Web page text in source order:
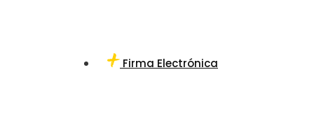
Firma Electrónica